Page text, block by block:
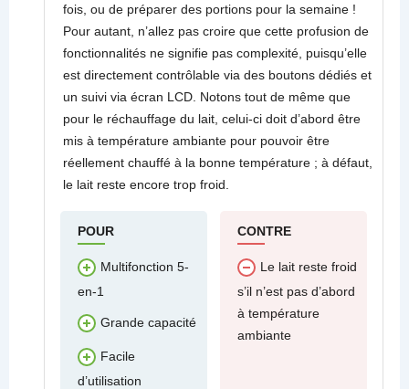
fois, ou de préparer des portions pour la semaine !
Pour autant, n’allez pas croire que cette profusion de
fonctionnalités ne signifie pas complexité, puisqu’elle
est directement contrôlable via des boutons dédiés et
un suivi via écran LCD. Notons tout de même que
pour le réchauffage du lait, celui-ci doit d’abord être
mis à température ambiante pour pouvoir être
réellement chauffé à la bonne température ; à défaut,
le lait reste encore trop froid.
POUR
Multifonction 5-
en-1
Grande capacité
Facile
d’utilisation
CONTRE
Le lait reste froid
s’il n’est pas d’abord
à température
ambiante